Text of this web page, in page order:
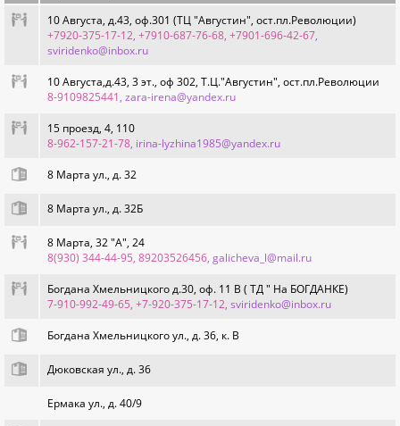
10 Августа, д.43, оф.301 (ТЦ "Августин", ост.пл.Революции)
+7920-375-17-12, +7910-687-76-68, +7901-696-42-67,
sviridenko@inbox.ru
10 Августа,д.43, 3 эт., оф 302, Т.Ц."Августин", ост.пл.Революции
8-9109825441, zara-irena@yandex.ru
15 проезд, 4, 110
8-962-157-21-78, irina-lyzhina1985@yandex.ru
8 Марта ул., д. 32
8 Марта ул., д. 32Б
8 Марта, 32 "А", 24
8(930) 344-44-95, 89203526456, galicheva_l@mail.ru
Богдана Хмельницкого д.30, оф. 11 В ( ТД " На БОГДАНКЕ)
7-910-992-49-65, +7-920-375-17-12, sviridenko@inbox.ru
Богдана Хмельницкого ул., д. 36, к. В
Дюковская ул., д. 36
Ермака ул., д. 40/9